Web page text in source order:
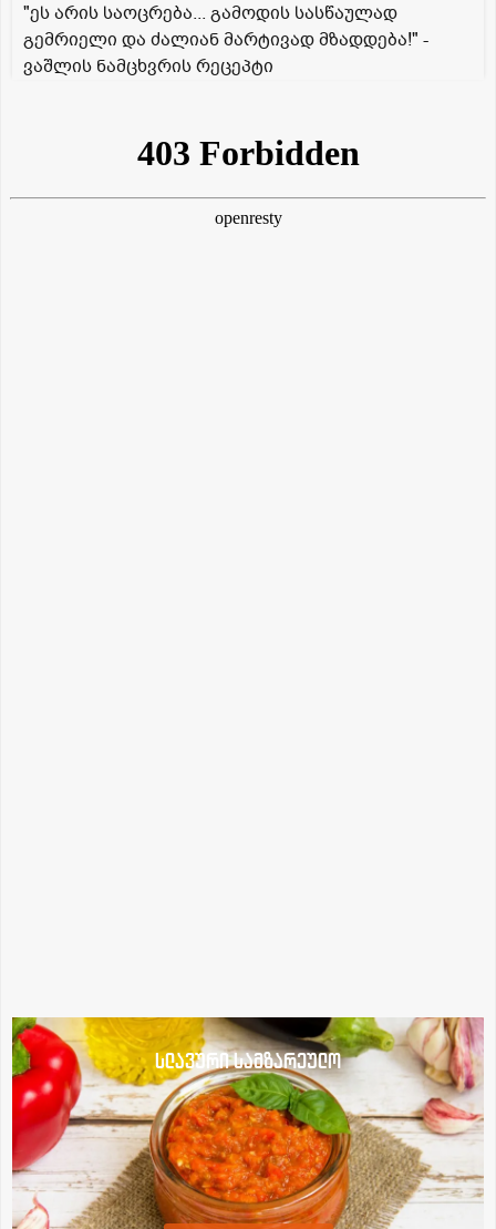
"ეს არის საოცრება... გამოდის სასწაულად
გემრიელი და ძალიან მარტივად მზადდება!" -
ვაშლის ნამცხვრის რეცეპტი
სლავური სამზარეულო